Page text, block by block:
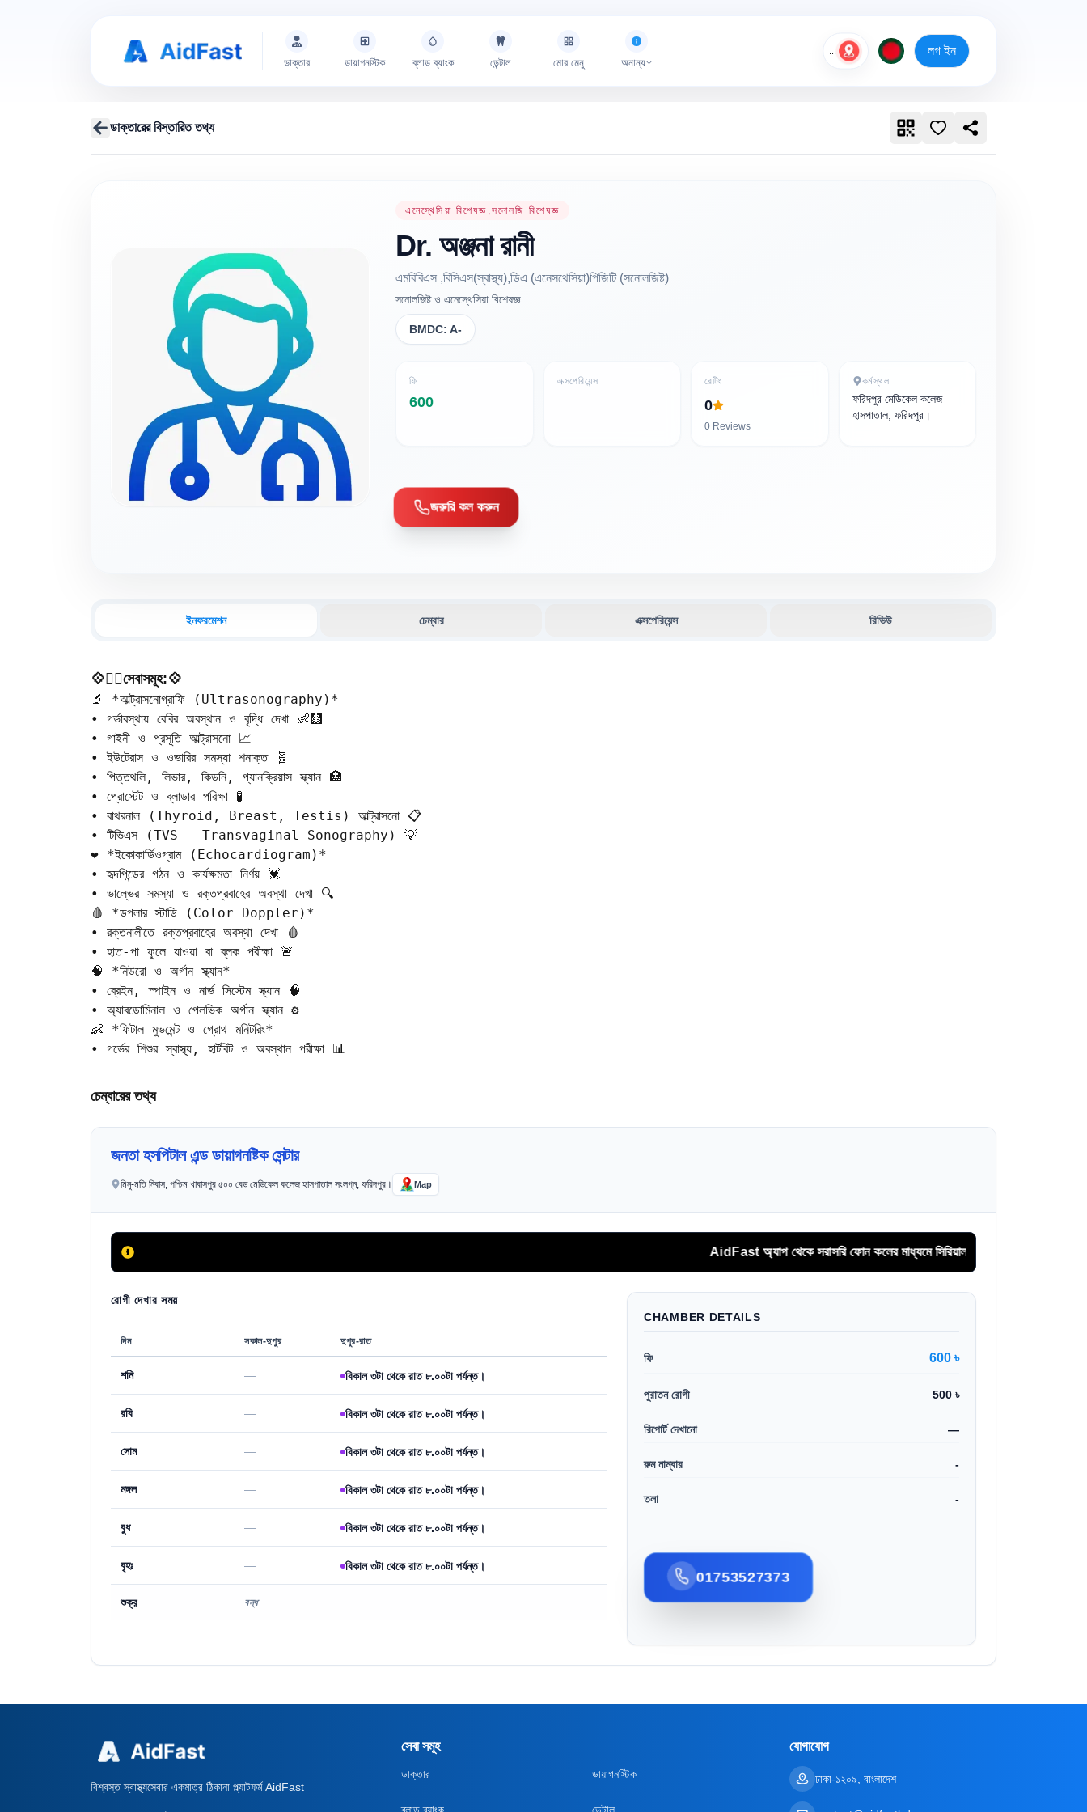
ডাক্তার ডায়াগনস্টিক ব্লাড ব্যাংক ডেন্টাল মোর মেনু অনান্য
লগ ইন
ডাক্তারের বিস্তারিত তথ্য
এনেস্থেসিয়া বিশেষজ্ঞ,সনোলজি বিশেষজ্ঞ
Dr. অঞ্জনা রানী
এমবিবিএস ,বিসিএস(স্বাস্থ্য),ডিএ (এনেসথেসিয়া)পিজিটি (সনোলজিষ্ট)
সনোলজিষ্ট ও এনেস্থেসিয়া বিশেষজ্ঞ
BMDC: A-
ফি
600
এক্সপেরিয়েন্স রেটিং
0
0 Reviews
কর্মস্থল
ফরিদপুর মেডিকেল কলেজ
হাসপাতাল, ফরিদপুর।
জরুরি কল করুন
ইনফরমেশন চেম্বার এক্সপেরিয়েন্স রিভিউ
💠🧑‍⚕️সেবাসমূহ:💠
🔬 *আল্ট্রাসনোগ্রাফি (Ultrasonography)*
• গর্ভাবস্থায় বেবির অবস্থান ও বৃদ্ধি দেখা 👶🩻
• গাইনী ও প্রসূতি আল্ট্রাসনো 📈
• ইউটেরাস ও ওভারির সমস্যা শনাক্ত 🧬
• পিত্তথলি, লিভার, কিডনি, প্যানক্রিয়াস স্ক্যান 🏥
• প্রোস্টেট ও ব্লাডার পরিক্ষা 🧪
• বাথরনাল (Thyroid, Breast, Testis) আল্ট্রাসনো 📋
• টিভিএস (TVS - Transvaginal Sonography) 💡
❤️ *ইকোকার্ডিওগ্রাম (Echocardiogram)*
• হৃদপিন্ডের গঠন ও কার্যক্ষমতা নির্ণয় 💓
• ভাল্ভের সমস্যা ও রক্তপ্রবাহের অবস্থা দেখা 🔍
🩸 *ডপলার স্টাডি (Color Doppler)*
• রক্তনালীতে রক্তপ্রবাহের অবস্থা দেখা 🩸
• হাত-পা ফুলে যাওয়া বা ব্লক পরীক্ষা 🚨
🧠 *নিউরো ও অর্গান স্ক্যান*
• ব্রেইন, স্পাইন ও নার্ভ সিস্টেম স্ক্যান 🧠
• অ্যাবডোমিনাল ও পেলভিক অর্গান স্ক্যান ⚙️
👶 *ফিটাল মুভমেন্ট ও গ্রোথ মনিটরিং*
• গর্ভের শিশুর স্বাস্থ্য, হার্টবিট ও অবস্থান পরীক্ষা 📊
চেম্বারের তথ্য
জনতা হসপিটাল এন্ড ডায়াগনষ্টিক সেন্টার
মিনু-মতি নিবাস, পশ্চিম খাবাসপুর ৫০০ বেড মেডিকেল কলেজ হাসপাতাল সংলগ্ন, ফরিদপুর। Map
AidFast অ্যাপ থেকে সরাসরি ফোন কলের মাধ্যমে সিরিয়াল দিন।
রোগী দেখার সময়
দিন সকাল-দুপুর দুপুর-রাত
শনি — বিকাল ৩টা থেকে রাত ৮.০০টা পর্যন্ত।
রবি — বিকাল ৩টা থেকে রাত ৮.০০টা পর্যন্ত।
সোম — বিকাল ৩টা থেকে রাত ৮.০০টা পর্যন্ত।
মঙ্গল — বিকাল ৩টা থেকে রাত ৮.০০টা পর্যন্ত।
বুধ — বিকাল ৩টা থেকে রাত ৮.০০টা পর্যন্ত।
বৃহঃ — বিকাল ৩টা থেকে রাত ৮.০০টা পর্যন্ত।
শুক্র বন্ধ
CHAMBER DETAILS
ফি 600 ৳
পুরাতন রোগী 500 ৳
রিপোর্ট দেখানো —
রুম নাম্বার -
তলা -
01753527373
বিশ্বস্ত স্বাস্থ্যসেবার একমাত্র ঠিকানা প্ল্যাটফর্ম AidFast
সেবা সমূহ
ডাক্তার ডায়াগনস্টিক
যোগাযোগ
ঢাকা-১২০৯, বাংলাদেশ